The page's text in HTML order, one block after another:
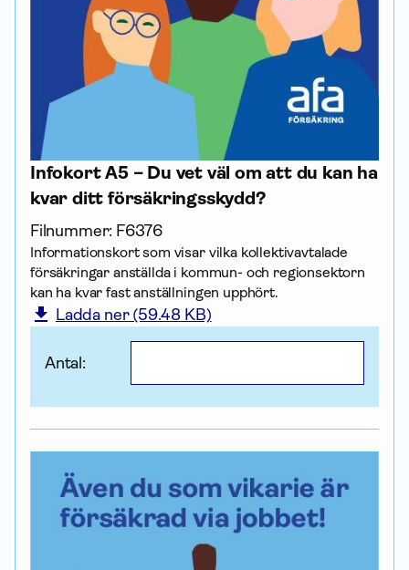
Infokort A5 – Du vet väl om att du kan ha
kvar ditt försäkringsskydd?
Filnummer: F6376
Informationskort som visar vilka kollektiv­avtalade
försäk­ringar anställda i kommun- och regionsektorn
kan ha kvar fast anställningen upphört.
Ladda ner (59.48 KB)
Antal: